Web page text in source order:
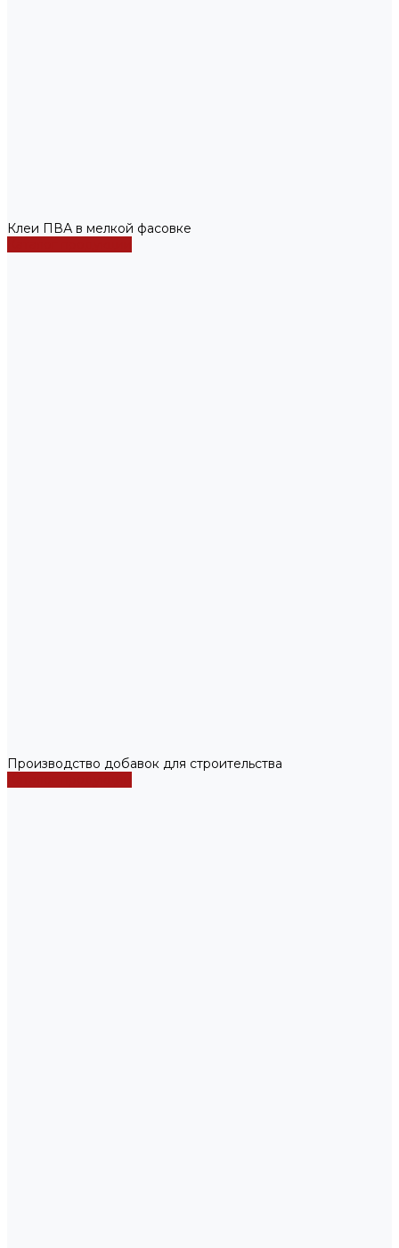
Клеи ПВА в мелкой фасовке
Производство добавок для строительства